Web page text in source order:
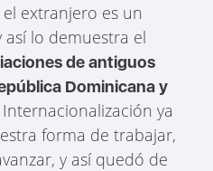
extranjero es un
lo demuestra el
de antiguos
Dominicana y
ya
forma de trabajar,
y así quedó de